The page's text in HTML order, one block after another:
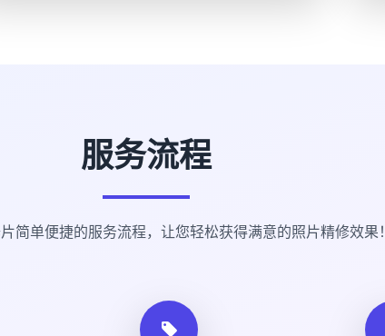
服务流程
简单便捷的服务流程，让您轻松获得满意的照片精修效果！